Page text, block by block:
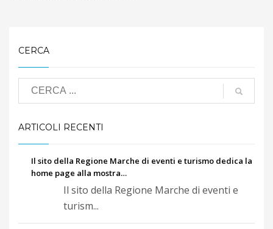
CERCA
ARTICOLI RECENTI
Il sito della Regione Marche di eventi e turismo dedica la
home page alla mostra…
Il sito della Regione Marche di eventi e
turism...